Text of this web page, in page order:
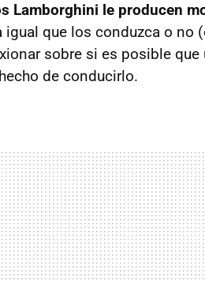
Lamborghini le producen
igual que los conduzca o no
sobre si es posible
de conducirlo.